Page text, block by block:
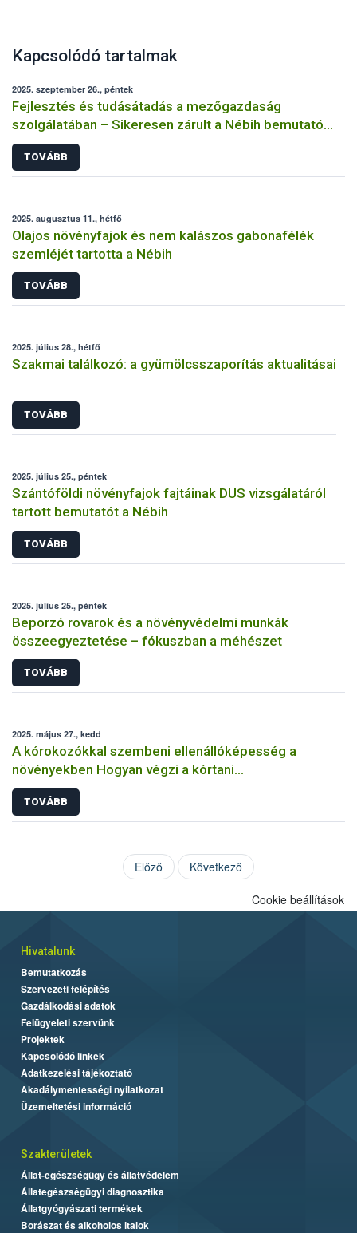
Kapcsolódó tartalmak
2025. szeptember 26., péntek
Fejlesztés és tudásátadás a mezőgazdaság
szolgálatában – Sikeresen zárult a Nébih bemutató
üzemi projektje
TOVÁBB
2025. augusztus 11., hétfő
Olajos növényfajok és nem kalászos gabonafélék
szemléjét tartotta a Nébih
TOVÁBB
2025. július 28., hétfő
Szakmai találkozó: a gyümölcsszaporítás aktualitásai
TOVÁBB
2025. július 25., péntek
Szántóföldi növényfajok fajtáinak DUS vizsgálatáról
tartott bemutatót a Nébih
TOVÁBB
2025. július 25., péntek
Beporzó rovarok és a növényvédelmi munkák
összeegyeztetése – fókuszban a méhészet
TOVÁBB
2025. május 27., kedd
A kórokozókkal szembeni ellenállóképesség a
növényekben Hogyan végzi a kórtani
rezisztenciavizsgálatokat a Nébih?
TOVÁBB
Előző Következő
Cookie beállítások
Hivatalunk
Bemutatkozás
Szervezeti felépítés
Gazdálkodási adatok
Felügyeleti szervünk
Projektek
Kapcsolódó linkek
Adatkezelési tájékoztató
Akadálymentességi nyilatkozat
Üzemeltetési információ
Szakterületek
Állat-egészségügy és állatvédelem
Állategészségügyi diagnosztika
Állatgyógyászati termékek
Borászat és alkoholos italok